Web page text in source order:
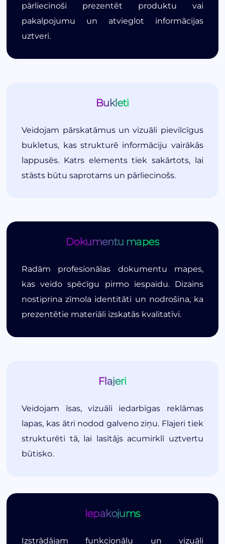
pārliecinoši prezentēt produktu vai
pakalpojumu un atvieglot informācijas
uztveri.
Bukleti
Veidojam pārskatāmus un vizuāli pievilcīgus
bukletus, kas strukturē informāciju vairākās
lappusēs. Katrs elements tiek sakārtots, lai
stāsts būtu saprotams un pārliecinošs.
Dokumentu mapes
Radām profesionālas dokumentu mapes,
kas veido spēcīgu pirmo iespaidu. Dizains
nostiprina zīmola identitāti un nodrošina, ka
prezentētie materiāli izskatās kvalitatīvi.
Flajeri
Veidojam īsas, vizuāli iedarbīgas reklāmas
lapas, kas ātri nodod galveno ziņu. Flajeri tiek
strukturēti tā, lai lasītājs acumirklī uztvertu
būtisko.
Iepakojums
Izstrādājam funkcionālu un vizuāli